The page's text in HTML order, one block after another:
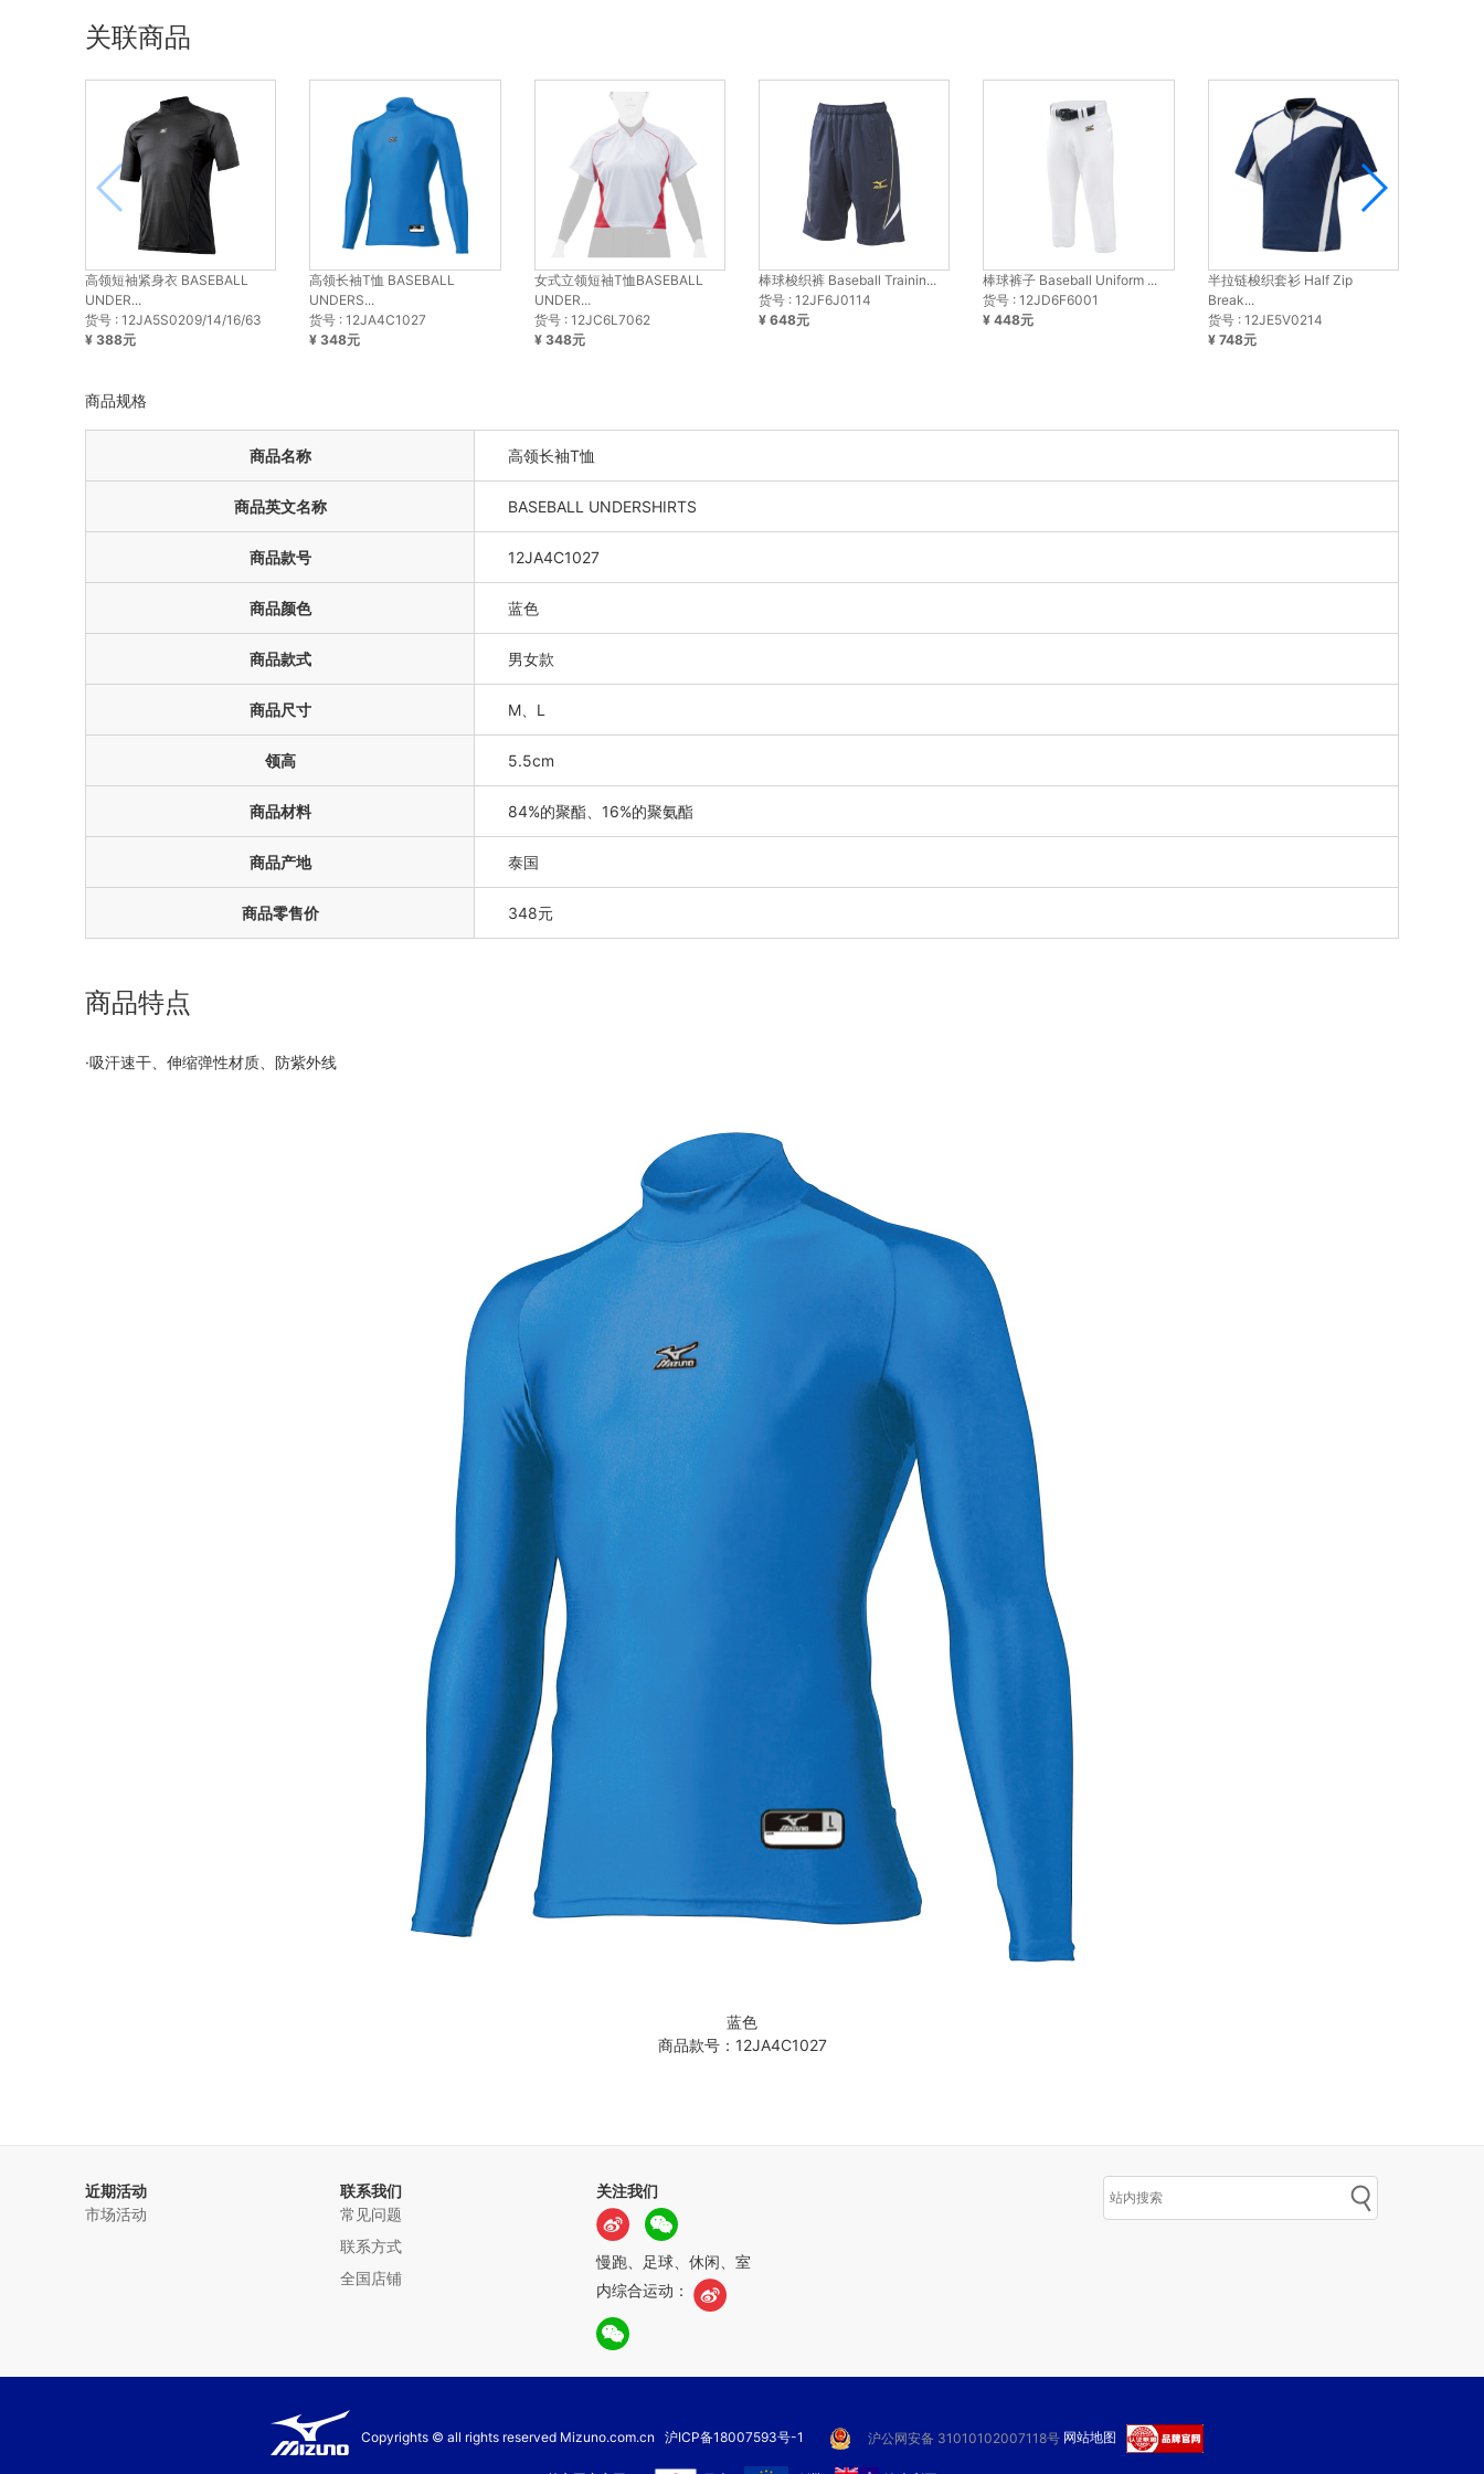
关联商品
高领短袖紧身衣 BASEBALL
UNDER...
货号 : 12JA5S0209/14/16/63
¥ 388元
高领长袖T恤 BASEBALL
UNDERS...
货号 : 12JA4C1027
¥ 348元
女式立领短袖T恤BASEBALL
UNDER...
货号 : 12JC6L7062
¥ 348元
棒球梭织裤 Baseball Trainin...
货号 : 12JF6J0114
¥ 648元
棒球裤子 Baseball Uniform ...
货号 : 12JD6F6001
¥ 448元
半拉链梭织套衫 Half Zip
Break...
货号 : 12JE5V0214
¥ 748元
商品规格
商品名称 高领长袖T恤
商品英文名称 BASEBALL UNDERSHIRTS
商品款号 12JA4C1027
商品颜色 蓝色
商品款式 男女款
商品尺寸 M、L
领高 5.5cm
商品材料 84%的聚酯、16%的聚氨酯
商品产地 泰国
商品零售价 348元
商品特点
·吸汗速干、伸缩弹性材质、防紫外线
蓝色
商品款号：12JA4C1027
近期活动
市场活动
联系我们
常见问题
联系方式
全国店铺
关注我们
慢跑、足球、休闲、室
内综合运动：
Copyrights © all rights reserved Mizuno.com.cn 沪ICP备18007593号-1 沪公网安备 31010102007118号 网站地图